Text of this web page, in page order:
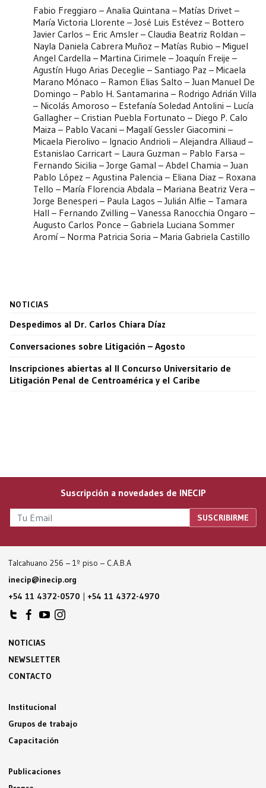
Fabio Freggiaro – Analia Quintana – Matías Drivet –
María Victoria Llorente – José Luis Estévez – Bottero
Javier Carlos – Eric Amsler – Claudia Beatriz Roldan –
Nayla Daniela Cabrera Muñoz – Matías Rubio – Miguel
Angel Cardella – Martina Cirimele – Joaquín Freije –
Agustín Hugo Arias Deceglie – Santiago Paz – Micaela
Marano Mónaco – Ramon Elias Salto – Juan Manuel De
Domingo – Pablo H. Santamarina – Rodrigo Adrián Villa
– Nicolás Amoroso – Estefanía Soledad Antolini – Lucía
Gallagher – Cristian Puebla Fortunato – Diego P. Calo
Maiza – Pablo Vacani – Magalí Gessler Giacomini –
Micaela Pierolivo – Ignacio Andrioli – Alejandra Alliaud –
Estanislao Carricart – Laura Guzman – Pablo Farsa –
Fernando Sicilia – Jorge Gamal – Abdel Chamia – Juan
Pablo López – Agustina Palencia – Eliana Diaz – Roxana
Tello – María Florencia Abdala – Mariana Beatriz Vera –
Jorge Benesperi – Paula Lagos – Julián Alfie – Tamara
Hall – Fernando Zvilling – Vanessa Ranocchia Ongaro –
Augusto Carlos Ponce – Gabriela Luciana Sommer
Aromí – Norma Patricia Soria – Maria Gabriela Castillo
NOTICIAS
Despedimos al Dr. Carlos Chiara Díaz
Conversaciones sobre Litigación – Agosto
Inscripciones abiertas al II Concurso Universitario de
Litigación Penal de Centroamérica y el Caribe
Suscripción a novedades de INECIP
Talcahuano 256 – 1º piso – C.A.B.A
inecip@inecip.org
+54 11 4372-0570 | +54 11 4372-4970
NOTICIAS
NEWSLETTER
CONTACTO
Institucional
Grupos de trabajo
Capacitación
Publicaciones